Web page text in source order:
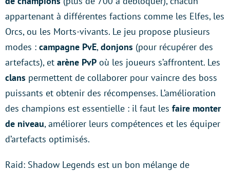
appartenant à différentes factions comme les Elfes, les
Orcs, ou les Morts-vivants. Le jeu propose plusieurs
modes : campagne PvE,donjons (pour récupérer des
artefacts), et arène PvP où les joueurs s’affrontent. Les
clans permettent de collaborer pour vaincre des boss
puissants et obtenir des récompenses. L’amélioration
des champions est essentielle : il faut les faire monter
de niveau, améliorer leurs compétences et les équiper
d’artefacts optimisés.
Raid: Shadow Legends est un bon mélange de